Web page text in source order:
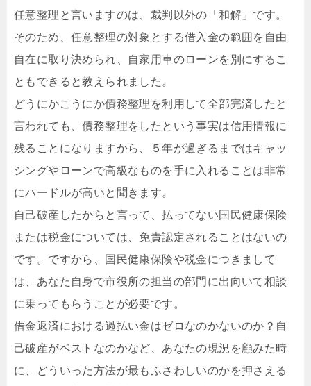
任意整理と言いますのは、裁判以外の「和解」です。
そのため、任意整理の対象とする借入金の範囲を自由
自在に取り決められ、自家用車のローンを別にするこ
ともできると教えられました。
どうにかこうにか債務整理を利用して全部完済したと
言われても、債務整理をしたという事実は信用情報に
残ることになりますから、５年が過ぎるまではキャッ
シングやローンで高級なものを手に入れることは非常
にハードルが高いと聞きます。
自己破産したからと言って、払ってない国民健康保険
または税金については、免責認定されることはないの
です。ですから、国民健康保険や税金につきまして
は、あなた自身で市役所の担当の部門に出向いて相談
に乗ってもらうことが必要です。
借金返済における過払い金はゼロなのかないのか？自
己破産がベストなのかなど、あなたの現況を顧みた時
に、どういった方法が最もふさわしいのかを押さえる